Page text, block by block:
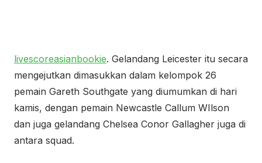
livescoreasianbookie. Gelandang Leicester itu secara
mengejutkan dimasukkan dalam kelompok 26
pemain Gareth Southgate yang diumumkan di hari
kamis, dengan pemain Newcastle Callum WIlson
dan juga gelandang Chelsea Conor Gallagher juga di
antara squad.